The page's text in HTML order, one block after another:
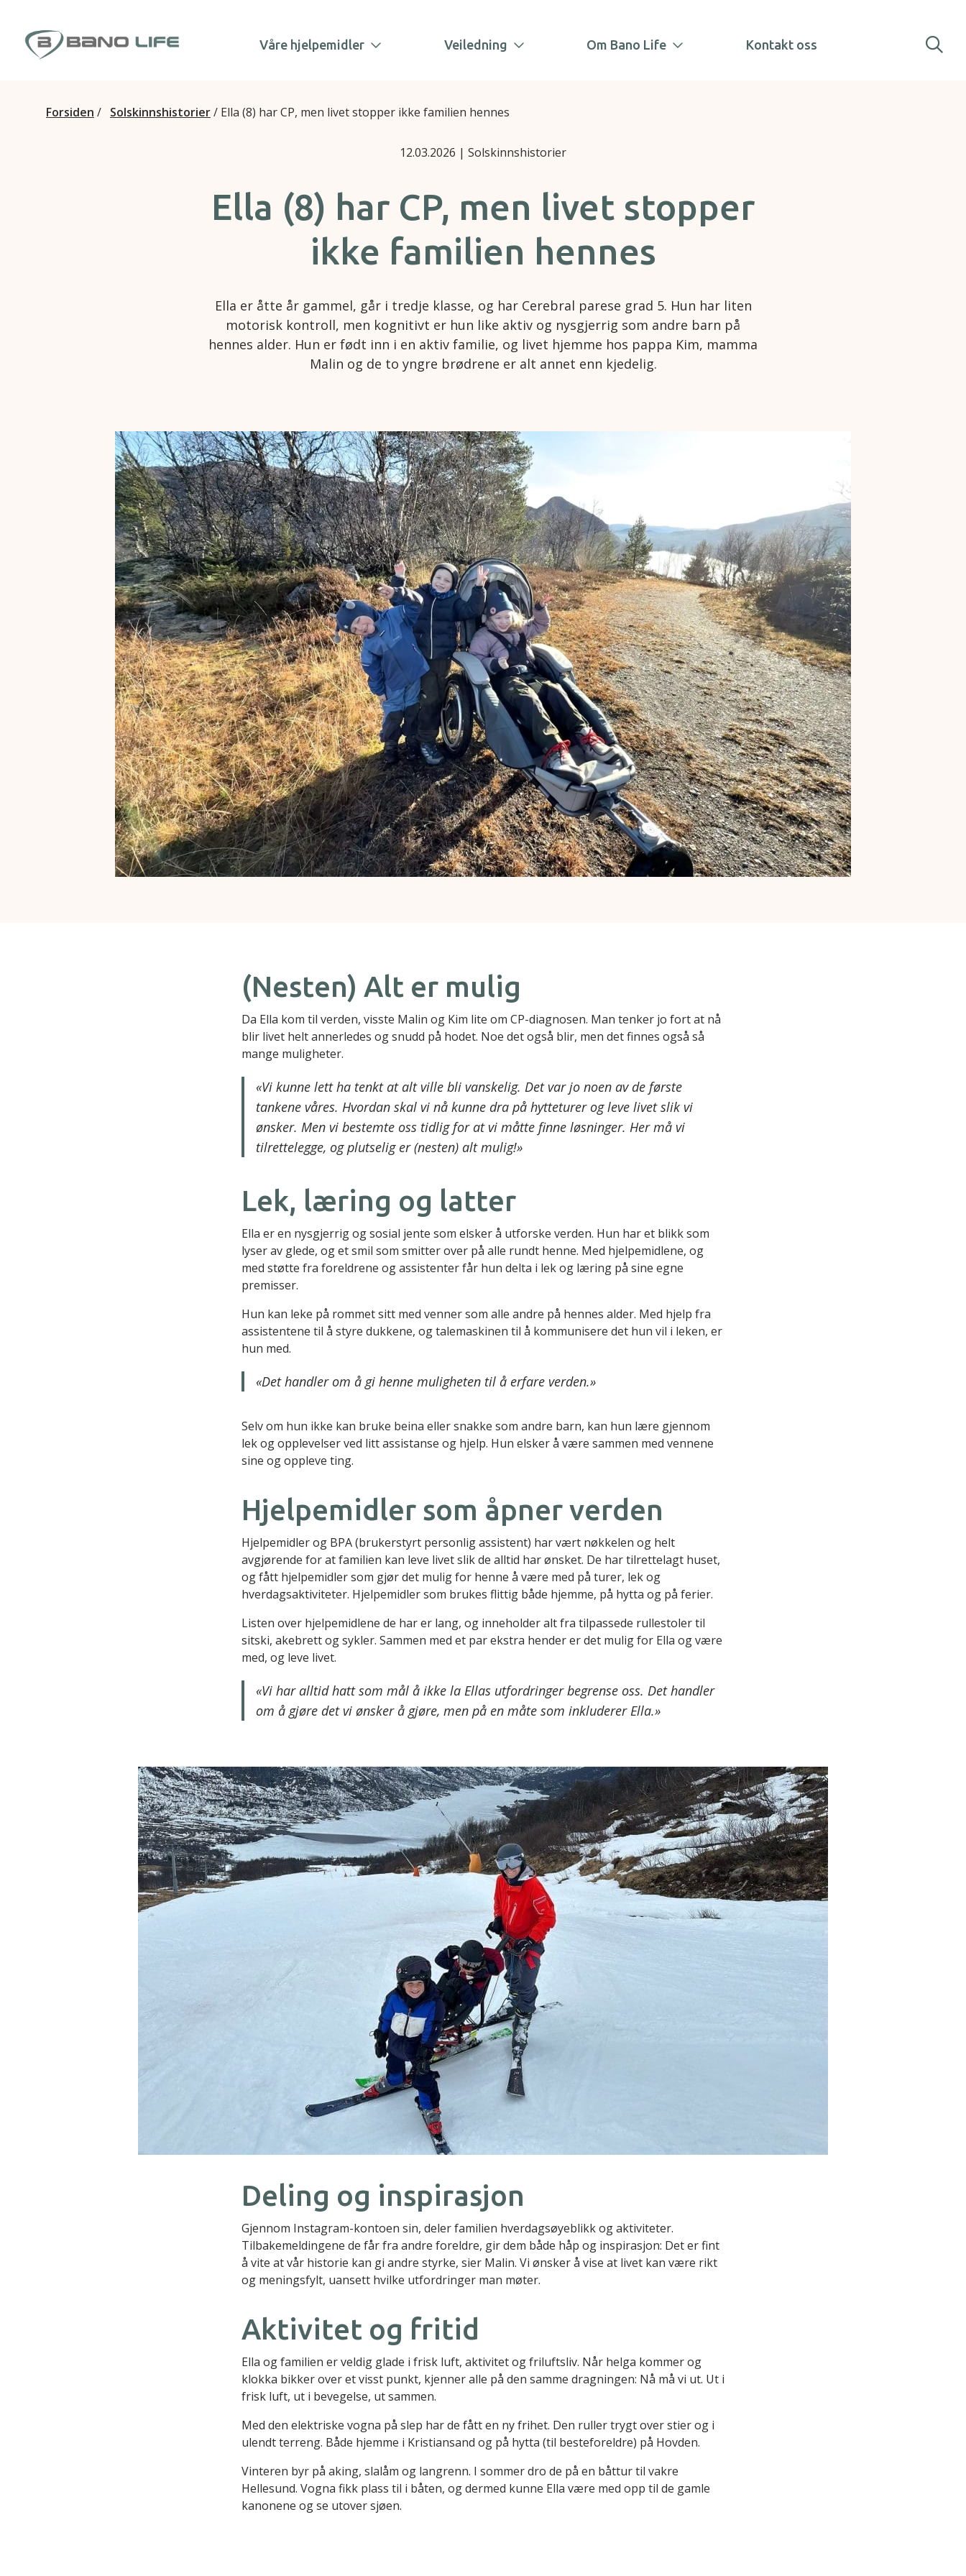
Våre hjelpemidler Veiledning Om Bano Life Kontakt oss
Forsiden / Solskinnshistorier/ Ella (8) har CP, men livet stopper ikke familien hennes
12.03.2026 | Solskinnshistorier
Ella (8) har CP, men livet stopper
ikke familien hennes
Ella er åtte år gammel, går i tredje klasse, og har Cerebral parese grad 5. Hun har liten
motorisk kontroll, men kognitivt er hun like aktiv og nysgjerrig som andre barn på
hennes alder. Hun er født inn i en aktiv familie, og livet hjemme hos pappa Kim, mamma
Malin og de to yngre brødrene er alt annet enn kjedelig.
(Nesten) Alt er mulig
Da Ella kom til verden, visste Malin og Kim lite om CP-diagnosen. Man tenker jo fort at nå
blir livet helt annerledes og snudd på hodet. Noe det også blir, men det finnes også så
mange muligheter.
«Vi kunne lett ha tenkt at alt ville bli vanskelig. Det var jo noen av de første
tankene våres. Hvordan skal vi nå kunne dra på hytteturer og leve livet slik vi
ønsker. Men vi bestemte oss tidlig for at vi måtte finne løsninger. Her må vi
tilrettelegge, og plutselig er (nesten) alt mulig!»
Lek, læring og latter
Ella er en nysgjerrig og sosial jente som elsker å utforske verden. Hun har et blikk som
lyser av glede, og et smil som smitter over på alle rundt henne. Med hjelpemidlene, og
med støtte fra foreldrene og assistenter får hun delta i lek og læring på sine egne
premisser.
Hun kan leke på rommet sitt med venner som alle andre på hennes alder. Med hjelp fra
assistentene til å styre dukkene, og talemaskinen til å kommunisere det hun vil i leken, er
hun med.
«Det handler om å gi henne muligheten til å erfare verden.»
Selv om hun ikke kan bruke beina eller snakke som andre barn, kan hun lære gjennom
lek og opplevelser ved litt assistanse og hjelp. Hun elsker å være sammen med vennene
sine og oppleve ting.
Hjelpemidler som åpner verden
Hjelpemidler og BPA (brukerstyrt personlig assistent) har vært nøkkelen og helt
avgjørende for at familien kan leve livet slik de alltid har ønsket. De har tilrettelagt huset,
og fått hjelpemidler som gjør det mulig for henne å være med på turer, lek og
hverdagsaktiviteter. Hjelpemidler som brukes flittig både hjemme, på hytta og på ferier.
Listen over hjelpemidlene de har er lang, og inneholder alt fra tilpassede rullestoler til
sitski, akebrett og sykler. Sammen med et par ekstra hender er det mulig for Ella og være
med, og leve livet.
«Vi har alltid hatt som mål å ikke la Ellas utfordringer begrense oss. Det handler
om å gjøre det vi ønsker å gjøre, men på en måte som inkluderer Ella.»
Deling og inspirasjon
Gjennom Instagram-kontoen sin, deler familien hverdagsøyeblikk og aktiviteter.
Tilbakemeldingene de får fra andre foreldre, gir dem både håp og inspirasjon: Det er fint
å vite at vår historie kan gi andre styrke, sier Malin. Vi ønsker å vise at livet kan være rikt
og meningsfylt, uansett hvilke utfordringer man møter.
Aktivitet og fritid
Ella og familien er veldig glade i frisk luft, aktivitet og friluftsliv. Når helga kommer og
klokka bikker over et visst punkt, kjenner alle på den samme dragningen: Nå må vi ut. Ut i
frisk luft, ut i bevegelse, ut sammen.
Med den elektriske vogna på slep har de fått en ny frihet. Den ruller trygt over stier og i
ulendt terreng. Både hjemme i Kristiansand og på hytta (til besteforeldre) på Hovden.
Vinteren byr på aking, slalåm og langrenn. I sommer dro de på en båttur til vakre
Hellesund. Vogna fikk plass til i båten, og dermed kunne Ella være med opp til de gamle
kanonene og se utover sjøen.